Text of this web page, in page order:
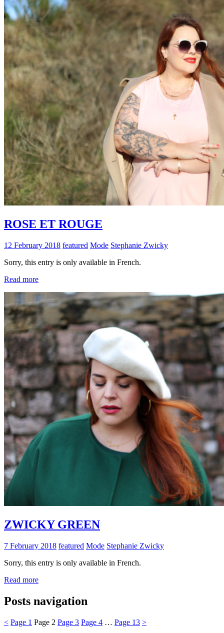
ROSE ET ROUGE
12 February 2018 featured Mode Stephanie Zwicky
Sorry, this entry is only available in French.
Read more
ZWICKY GREEN
7 February 2018 featured Mode Stephanie Zwicky
Sorry, this entry is only available in French.
Read more
Posts navigation
< Page 1 Page 2 Page 3 Page 4 … Page 13 >